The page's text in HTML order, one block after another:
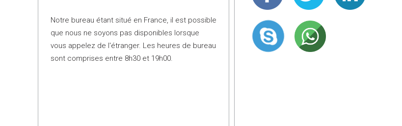
Notre bureau étant situé en France, il est possible
que nous ne soyons pas disponibles lorsque
vous appelez de l'étranger. Les heures de bureau
sont comprises entre 8h30 et 19h00.